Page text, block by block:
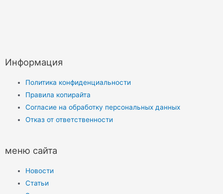
Информация
Политика конфиденциальности
Правила копирайта
Согласие на обработку персональных данных
Отказ от ответственности
меню сайта
Новости
Статьи